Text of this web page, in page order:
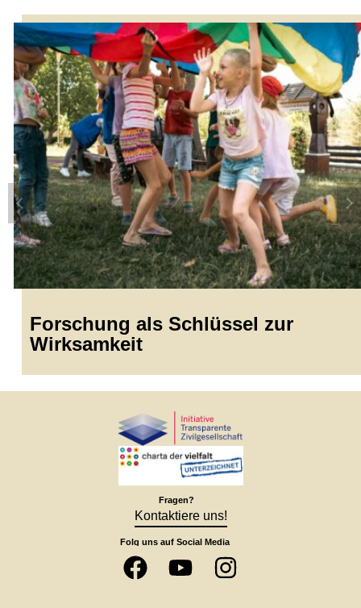
Forschung als Schlüssel zur
Wirksamkeit
Fragen?
Kontaktiere uns!
Folg uns auf Social Media